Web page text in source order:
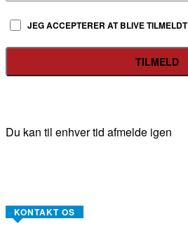
JEG ACCEPTERER AT BLIVE TILMELDT
Du kan til enhver tid afmelde igen
KONTAKT OS